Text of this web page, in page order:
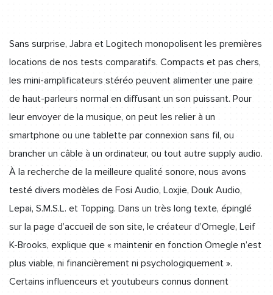
Sans surprise, Jabra et Logitech monopolisent les premières
locations de nos tests comparatifs. Compacts et pas chers,
les mini-amplificateurs stéréo peuvent alimenter une paire
de haut-parleurs normal en diffusant un son puissant. Pour
leur envoyer de la musique, on peut les relier à un
smartphone ou une tablette par connexion sans fil, ou
brancher un câble à un ordinateur, ou tout autre supply audio.
À la recherche de la meilleure qualité sonore, nous avons
testé divers modèles de Fosi Audio, Loxjie, Douk Audio,
Lepai, S.M.S.L. et Topping. Dans un très long texte, épinglé
sur la page d’accueil de son site, le créateur d’Omegle, Leif
K-Brooks, explique que « maintenir en fonction Omegle n’est
plus viable, ni financièrement ni psychologiquement ».
Certains influenceurs et youtubeurs connus donnent